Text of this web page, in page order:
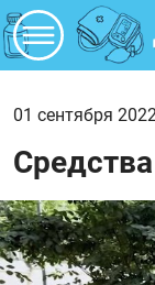
01 сентября